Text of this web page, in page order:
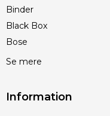
Binder
Black Box
Bose
Se mere
Information